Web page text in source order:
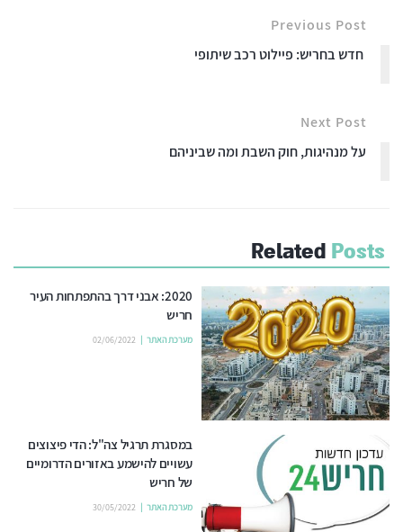
Previous Post
חדש בחריש: פיילוט רכב שיתופי
Next Post
על מנהיגות, חוק השבת ומה שביניהם
Related Posts
2020: אבני דרך בהתפתחות העיר
חריש
מערכת האתר 02/06/2022
במסגרת תרגיל צה"ל: הדי פיצוצים
עשויים להישמע באזורים הדרומיים
של חריש
מערכת האתר 30/05/2022